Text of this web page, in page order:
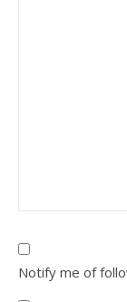
Notify me of